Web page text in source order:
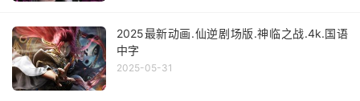
2025最新动画.仙逆剧场版.神临之战.4k.国语
中字
2025-05-31